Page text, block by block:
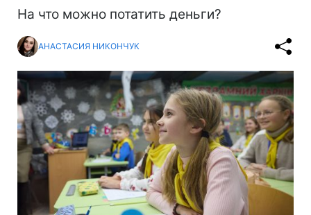
На что можно потатить деньги?
АНАСТАСИЯ НИКОНЧУК